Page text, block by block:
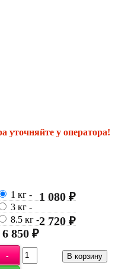
уточняйте у оператора!
1 кг - 1 080 ₽
3 кг -
2 720 ₽
8.5 кг -
6 850 ₽